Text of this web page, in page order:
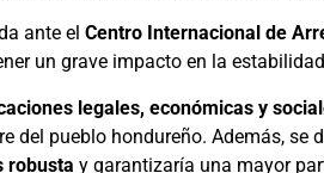
ante el Centro Internacional de
un grave impacto en la
legales, económicas y
del pueblo hondureño. Además, se
robusta y garantizaría una mayor